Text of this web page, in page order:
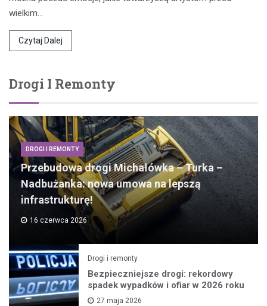
wielkim…
Czytaj Dalej
Drogi I Remonty
DROGI I REMONTY
Przebudowa drogi Michałówka – Turka –
Nadbużanka: nowa umowa na lepszą
infrastrukturę!
16 czerwca 2026
Drogi i remonty
Bezpieczniejsze drogi: rekordowy
spadek wypadków i ofiar w 2026 roku
27 maja 2026